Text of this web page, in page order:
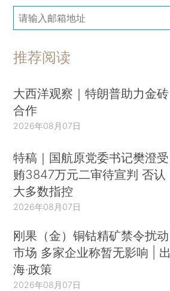
推荐阅读
大西洋观察｜特朗普助力金砖
合作
2026年08月07日
特稿｜国航原党委书记樊澄受
贿3847万元二审待宣判 否认
大多数指控
2026年08月07日
刚果（金）铜钴精矿禁令扰动
市场 多家企业称暂无影响 | 出
海·政策
2026年08月07日